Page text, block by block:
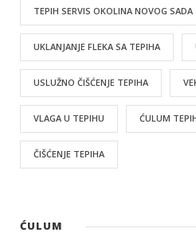
TEPIH SERVIS OKOLINA NOVOG SADA
UKLANJANJE FLEKA SA TEPIHA
USLUŽNO ČIŠĆENJE TEPIHA
VLAGA U TEPIHU ĆULUM
ČIŠĆENJE TEPIHA
ĆULUM